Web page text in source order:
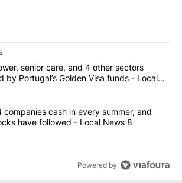
of the most commented articles in the last
"Solar power, senior care, and 4 other
senior care, and 4 other sectors
by Portugal’s Golden Visa funds - Local
"These 4 companies cash in every
companies cash in every summer, and
have followed - Local News 8
Powered by